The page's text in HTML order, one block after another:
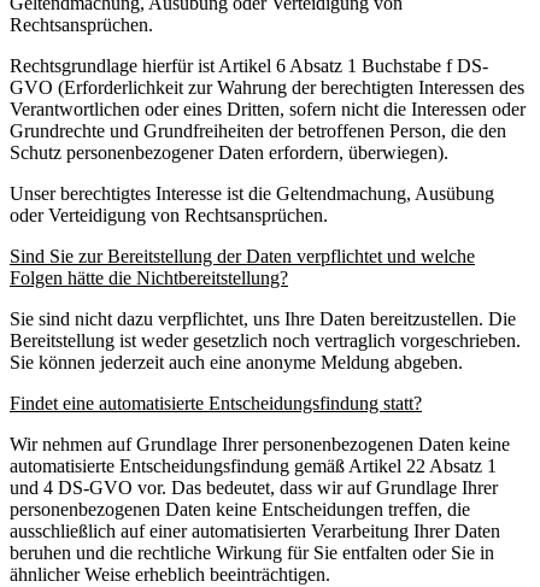
Rechtsansprüchen.
Rechtsgrundlage hierfür ist Artikel 6 Absatz 1 Buchstabe f DS-
GVO (Erforderlichkeit zur Wahrung der berechtigten Interessen des
Verantwortlichen oder eines Dritten, sofern nicht die Interessen oder
Grundrechte und Grundfreiheiten der betroffenen Person, die den
Schutz personenbezogener Daten erfordern, überwiegen).
Unser berechtigtes Interesse ist die Geltendmachung, Ausübung
oder Verteidigung von Rechtsansprüchen.
Sind Sie zur Bereitstellung der Daten verpflichtet und welche
Folgen hätte die Nichtbereitstellung?
Sie sind nicht dazu verpflichtet, uns Ihre Daten bereitzustellen. Die
Bereitstellung ist weder gesetzlich noch vertraglich vorgeschrieben.
Sie können jederzeit auch eine anonyme Meldung abgeben.
Findet eine automatisierte Entscheidungsfindung statt?
Wir nehmen auf Grundlage Ihrer personenbezogenen Daten keine
automatisierte Entscheidungsfindung gemäß Artikel 22 Absatz 1
und 4 DS-GVO vor. Das bedeutet, dass wir auf Grundlage Ihrer
personenbezogenen Daten keine Entscheidungen treffen, die
ausschließlich auf einer automatisierten Verarbeitung Ihrer Daten
beruhen und die rechtliche Wirkung für Sie entfalten oder Sie in
ähnlicher Weise erheblich beeinträchtigen.